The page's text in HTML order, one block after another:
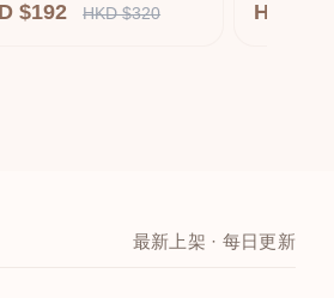
$192 HKD $320 HKD
最新上架 · 每日更新